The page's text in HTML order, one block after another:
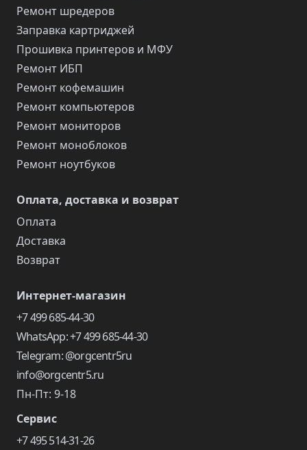
Ремонт шредеров
Заправка картриджей
Прошивка принтеров и МФУ
Ремонт ИБП
Ремонт кофемашин
Ремонт компьютеров
Ремонт мониторов
Ремонт моноблоков
Ремонт ноутбуков
Оплата, доставка и возврат
Оплата
Доставка
Возврат
Интернет-магазин
+7 499 685-44-30
WhatsApp: +7 499 685-44-30
Telegram: @orgcentr5ru
info@orgcentr5.ru
Пн-Пт: 9-18
Сервис
+7 495 514-31-26